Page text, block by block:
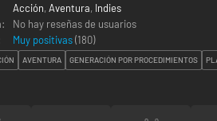
Acción, Aventura, Indies
No hay reseñas de usuarios
Muy positivas(180)
AVENTURA GENERACIÓN POR PROCEDIMIENTOS